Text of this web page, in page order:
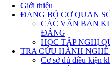
Giới thiệu
ĐẢNG BỘ CƠ QUAN
CÁC VĂN BẢN
ĐẢNG
HỌC TẬP NGHỊ
TRA CỨU HÀNH NGHỀ
Cơ sở đủ điều kiện